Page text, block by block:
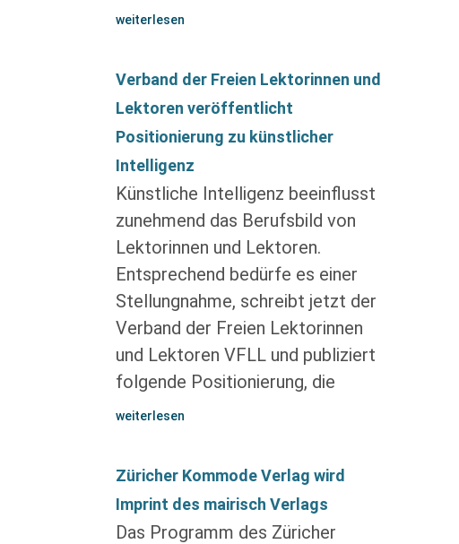
weiterlesen
Verband der Freien Lektorinnen und
Lektoren veröffentlicht
Positionierung zu künstlicher
Intelligenz
Künstliche Intelligenz beeinflusst
zunehmend das Berufsbild von
Lektorinnen und Lektoren.
Entsprechend bedürfe es einer
Stellungnahme, schreibt jetzt der
Verband der Freien Lektorinnen
und Lektoren VFLL und publiziert
folgende Positionierung, die
weiterlesen
Züricher Kommode Verlag wird
Imprint des mairisch Verlags
Das Programm des Züricher